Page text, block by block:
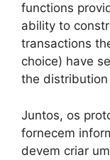
functions
ability to
transactions
choice) have
the distribution
Juntos, os
fornecem
devem criar